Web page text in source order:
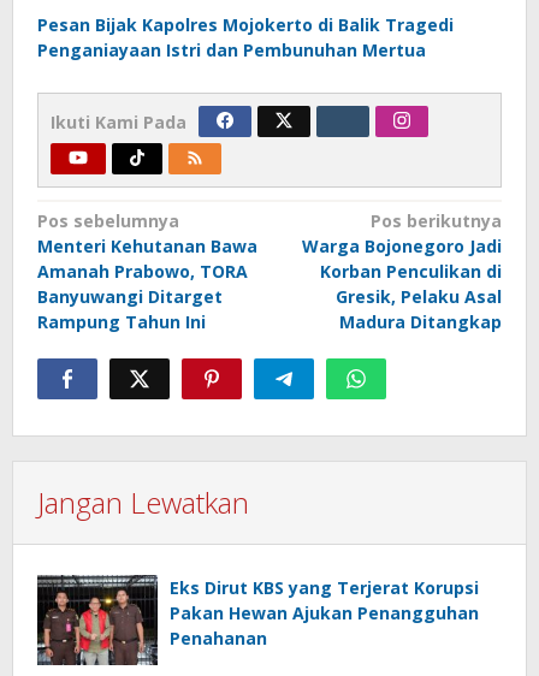
Pesan Bijak Kapolres Mojokerto di Balik Tragedi
Penganiayaan Istri dan Pembunuhan Mertua
Ikuti Kami Pada
Navigasi
pos
Pos sebelumnya
Menteri Kehutanan Bawa
Amanah Prabowo, TORA
Banyuwangi Ditarget
Rampung Tahun Ini
Pos berikutnya
Warga Bojonegoro Jadi
Korban Penculikan di
Gresik, Pelaku Asal
Madura Ditangkap
Jangan Lewatkan
Eks Dirut KBS yang Terjerat Korupsi
Pakan Hewan Ajukan Penangguhan
Penahanan